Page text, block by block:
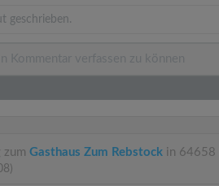
geschrieben.
zum Gasthaus Zum Rebstock in 64658